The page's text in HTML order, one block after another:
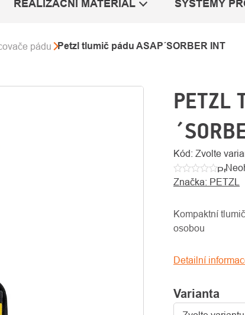
REALIZAČNÍ MATERIÁL SYSTÉMY
pádu Petzl tlumič pádu ASAP´SORBER INT
PETZL
Kód: Zvolte
je
5
Značka: PETZL
Varianta
Kompaktní
osobou
Detailní